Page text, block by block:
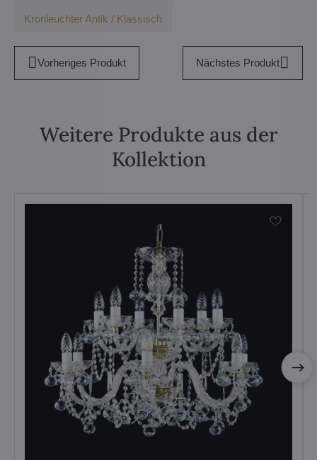
Kronleuchter Antik / Klassisch
Vorheriges Produkt Nächstes Produkt
Weitere Produkte aus der
Kollektion